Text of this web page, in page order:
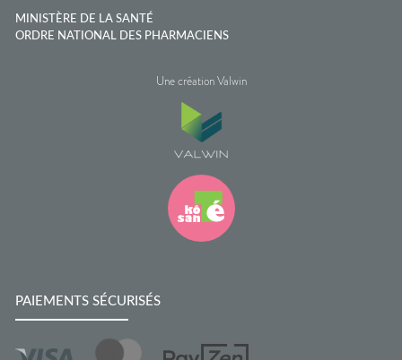
MINISTÈRE DE LA SANTÉ
ORDRE NATIONAL DES PHARMACIENS
Une création Valwin
PAIEMENTS SÉCURISÉS